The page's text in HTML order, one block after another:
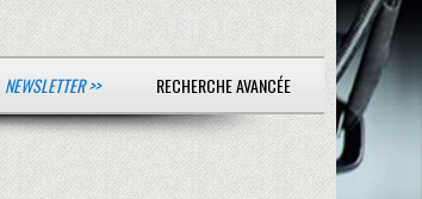
NEWSLETTER >> RECHERCHE AVANCÉE